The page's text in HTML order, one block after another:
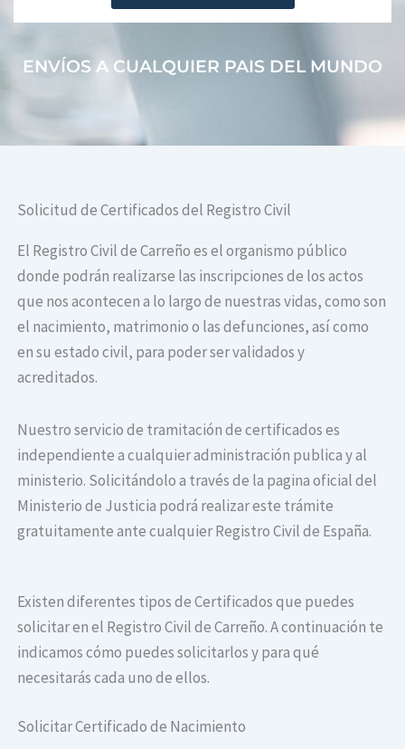
ENVÍOS A CUALQUIER PAIS DEL MUNDO
Solicitud de Certificados del Registro Civil
El Registro Civil de Carreño es el organismo público
donde podrán realizarse las inscripciones de los actos
que nos acontecen a lo largo de nuestras vidas, como son
el nacimiento, matrimonio o las defunciones, así como
en su estado civil, para poder ser validados y
acreditados.
Nuestro servicio de tramitación de certificados es
independiente a cualquier administración publica y al
ministerio. Solicitándolo a través de la pagina oficial del
Ministerio de Justicia podrá realizar este trámite
gratuitamente ante cualquier Registro Civil de España.
Existen diferentes tipos de Certificados que puedes
solicitar en el Registro Civil de Carreño. A continuación te
indicamos cómo puedes solicitarlos y para qué
necesitarás cada uno de ellos.
Solicitar Certificado de Nacimiento